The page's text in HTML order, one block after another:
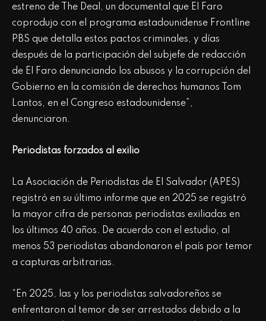
estreno de The Deal, un documental que El Faro
coprodujo con el programa estadounidense Frontline
PBS que detalla estos pactos criminales, y días
después de la participación del subjefe de redacción
de El Faro denunciando los abusos y la corrupción del
Gobierno en la comisión de derechos humanos Tom
Lantos, en el Congreso estadounidense”,
denunciaron.
Periodistas forzados al exilio
La Asociación de Periodistas de El Salvador (APES)
registró en su último informe que en 2025 se registró
la mayor cifra de personas periodistas exiliadas en
los últimos 40 años. De acuerdo con el estudio, al
menos 53 periodistas abandonaron el país por temor
a capturas arbitrarias.
“En 2025, las y los periodistas salvadoreños se
enfrentaron al temor de ser arrestados debido a la